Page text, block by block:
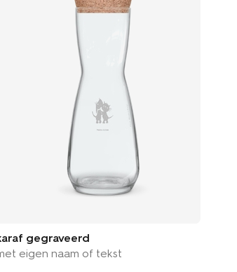
gegraveerd
eigen naam of tekst